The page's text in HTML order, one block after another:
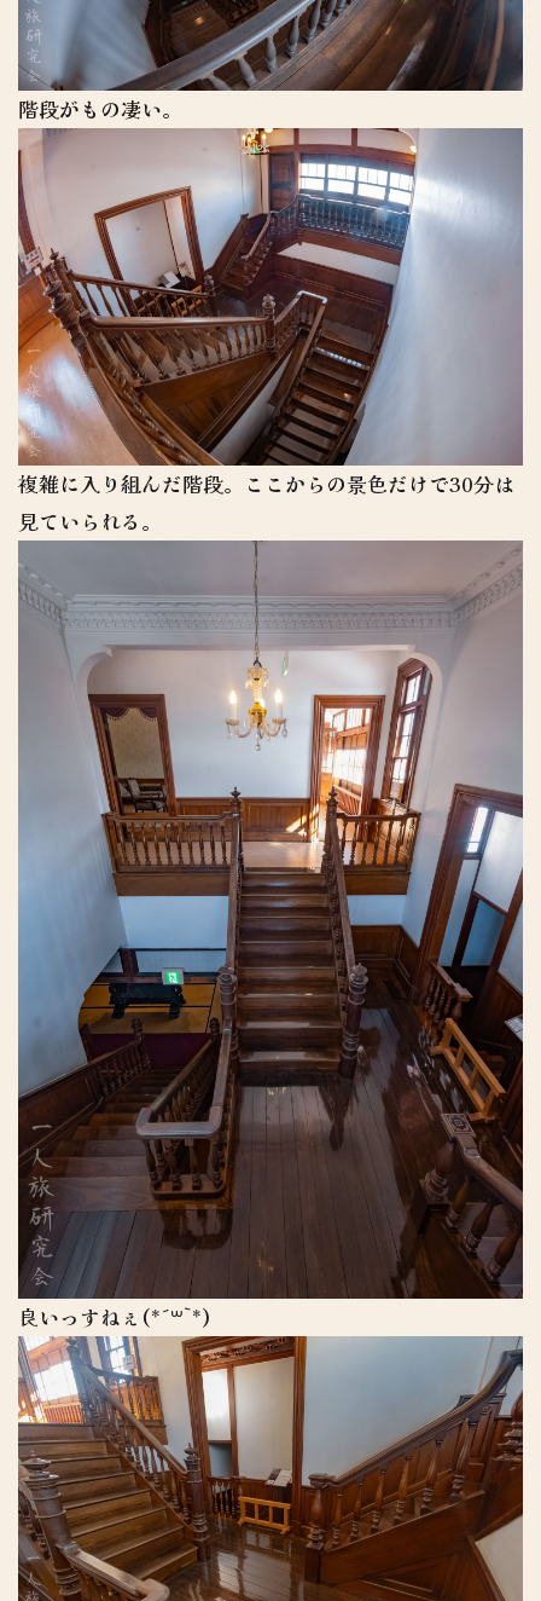
階段がもの凄い。
複雑に入り組んだ階段。ここからの景色だけで30分は
見ていられる。
良いっすねぇ(*´꒳`*)